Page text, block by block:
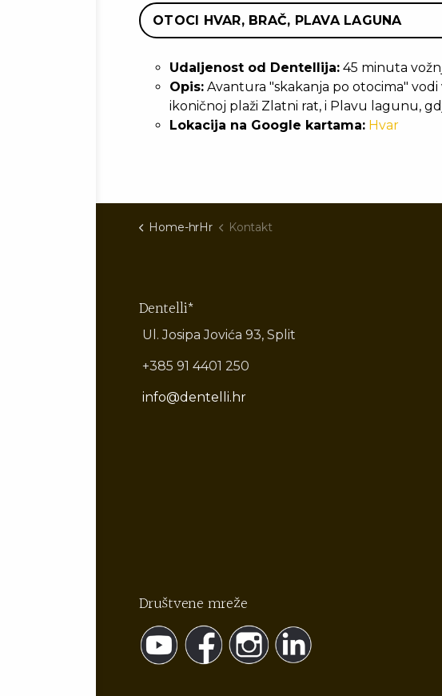
OTOCI HVAR, BRAČ, PLAVA LAGUNA
Udaljenost od Dentellija: 45 minuta
Opis: Avantura "skakanja po otocima"
ikoničnoj plaži Zlatni rat, i Plavu lagunu,
Lokacija na Google kartama: Hvar
Home-hrHr Kontakt
Dentelli*
Ul. Josipa Jovića 93, Split
+385 91 4401 250
info@dentelli.hr
Društvene mreže